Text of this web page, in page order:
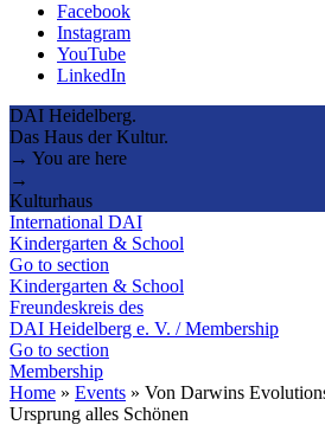
Facebook
Instagram
YouTube
LinkedIn
DAI Heidelberg.
Das Haus der Kultur.
→ You are here
→
Kulturhaus
International DAI
Kindergarten & School
Go to section
Kindergarten & School
Freundeskreis des
DAI Heidelberg e. V. / Membership
Go to section
Membership
Home » Events » Von Darwins
Ursprung alles Schönen